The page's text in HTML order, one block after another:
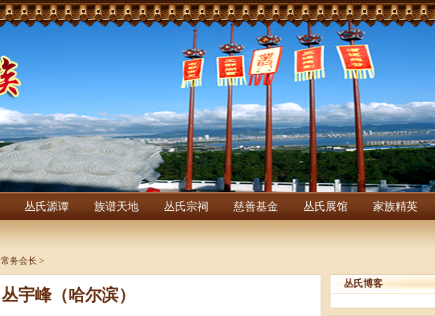
丛氏源谭 族谱天地 丛氏宗祠 慈善基金 丛氏展馆 家族精英
常务会长 >
丛宇峰（哈尔滨）
丛氏博客